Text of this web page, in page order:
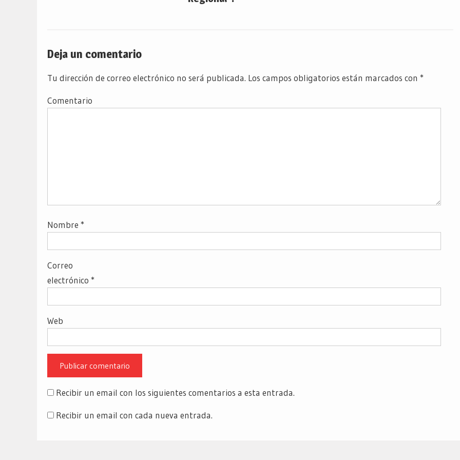
Deja un comentario
Tu dirección de correo electrónico no será publicada. Los campos obligatorios están marcados con *
Comentario
Nombre *
Correo
electrónico *
Web
Recibir un email con los siguientes comentarios a esta entrada.
Recibir un email con cada nueva entrada.